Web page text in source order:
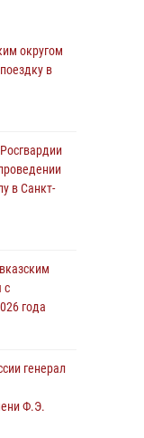
округом
в
в Санкт-
с
года
генерал
Ф.Э.